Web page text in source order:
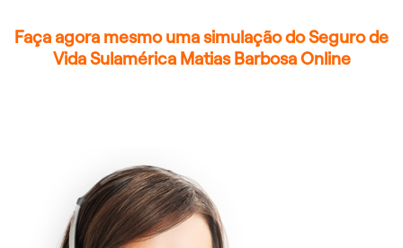
Faça agora mesmo uma simulação do Seguro de
Vida Sulamérica Matias Barbosa Online